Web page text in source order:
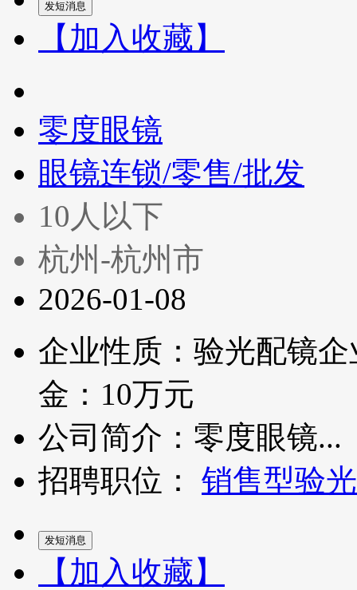
【加入收藏】
零度眼镜
眼镜连锁/零售/批发
10人以下
杭州-杭州市
2026-01-08
企业性质：验光配镜企
金：10万元
公司简介：零度眼镜...
招聘职位： 销售型验
【加入收藏】